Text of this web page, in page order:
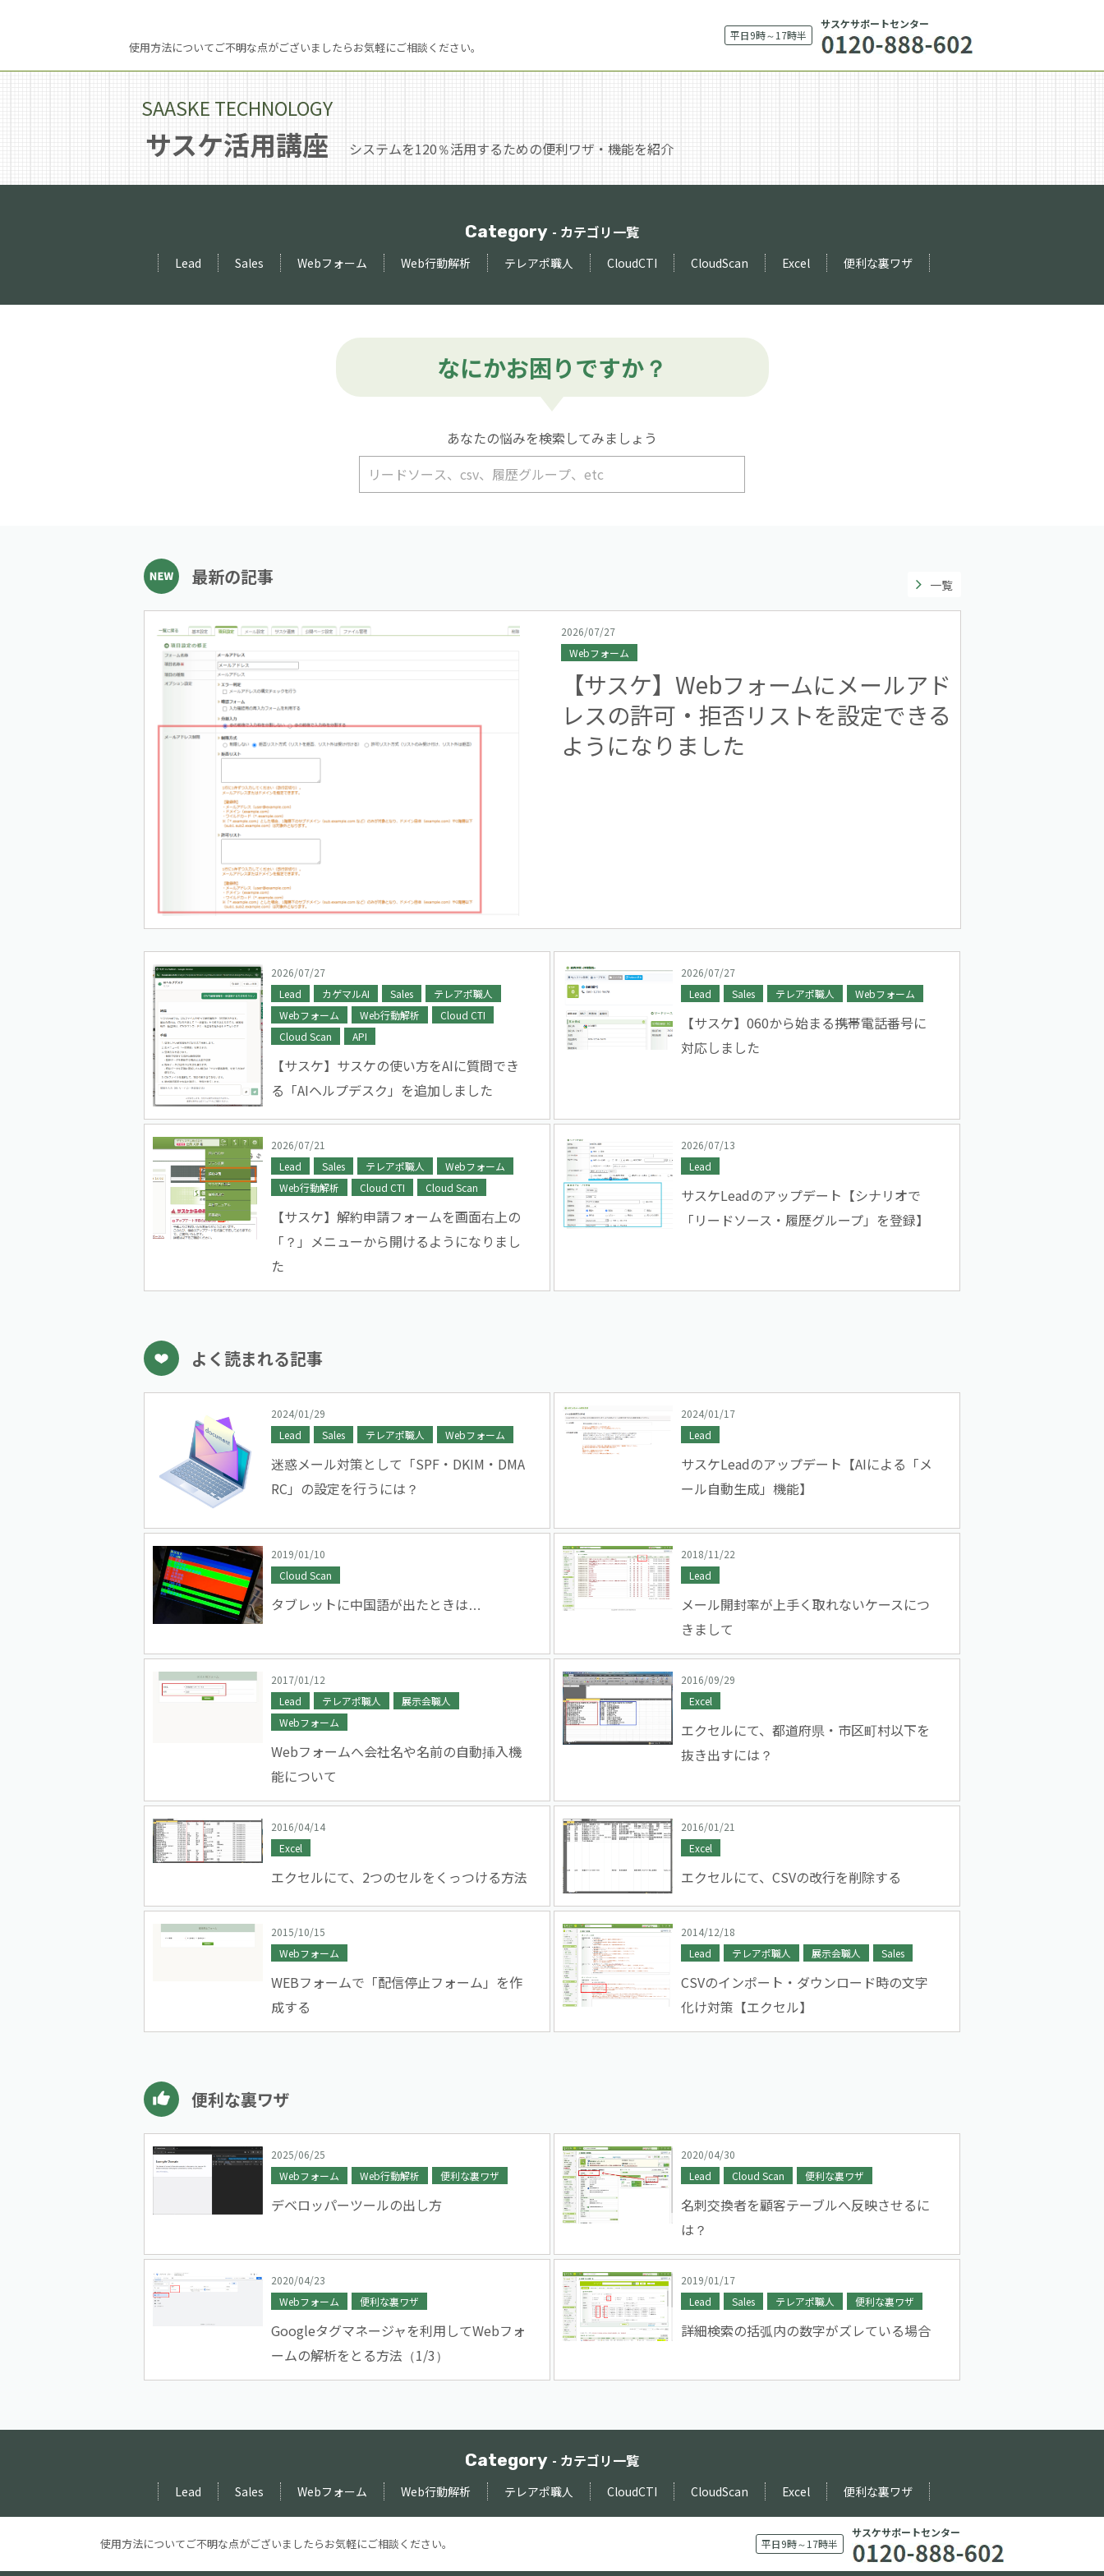
使用方法についてご不明な点がございましたらお気軽にご相談ください。
平日9時～17時半
サスケサポートセンター
SAASKE TECHNOLOGY
サスケ活用講座 システムを120％活用するための便利ワザ・機能を紹介
Category - カテゴリ一覧
Lead Sales Webフォーム Web行動解析 テレアポ職人 CloudCTI CloudScan Excel 便利な裏ワザ
なにかお困りですか？
あなたの悩みを検索してみましょう
最新の記事 一覧
2026/07/27
Webフォーム
【サスケ】Webフォームにメールアド
レスの許可・拒否リストを設定できる
ようになりました
2026/07/27
Lead
カゲマルAI Sales
テレアポ職人
Webフォーム
Web行動解析
Cloud CTI
Cloud Scan
API
【サスケ】サスケの使い方をAIに質問でき
る「AIヘルプデスク」を追加しました
2026/07/27
Lead
Sales テレアポ職人 Webフォーム
【サスケ】060から始まる携帯電話番号に
対応しました
2026/07/21
Lead
Sales テレアポ職人
Webフォーム
Web行動解析
Cloud CTI Cloud Scan
【サスケ】解約申請フォームを画面右上の
「？」メニューから開けるようになりまし
た
2026/07/13
Lead
サスケLeadのアップデート【シナリオで
「リードソース・履歴グループ」を登録】
よく読まれる記事
2024/01/29
Lead
Sales テレアポ職人 Webフォーム
迷惑メール対策として「SPF・DKIM・DMA
RC」の設定を行うには？
2024/01/17
Lead
サスケLeadのアップデート【AIによる「メ
ール自動生成」機能】
2019/01/10
Cloud Scan
タブレットに中国語が出たときは…
2018/11/22
Lead
メール開封率が上手く取れないケースにつ
きまして
2017/01/12
Lead
テレアポ職人
展示会職人
Webフォーム
Webフォームへ会社名や名前の自動挿入機
能について
2016/09/29
Excel
エクセルにて、都道府県・市区町村以下を
抜き出すには？
2016/04/14
Excel
エクセルにて、2つのセルをくっつける方法
2016/01/21
Excel
エクセルにて、CSVの改行を削除する
2015/10/15
Webフォーム
WEBフォームで「配信停止フォーム」を作
成する
2014/12/18
Lead
テレアポ職人 展示会職人 Sales
CSVのインポート・ダウンロード時の文字
化け対策【エクセル】
便利な裏ワザ
2025/06/25
Webフォーム
Web行動解析 便利な裏ワザ
デベロッパーツールの出し方
2020/04/30
Lead
Cloud Scan 便利な裏ワザ
名刺交換者を顧客テーブルへ反映させるに
は？
2020/04/23
Webフォーム
便利な裏ワザ
Googleタグマネージャを利用してWebフォ
ームの解析をとる方法（1/3）
2019/01/17
Lead
Sales テレアポ職人 便利な裏ワザ
詳細検索の括弧内の数字がズレている場合
Category - カテゴリ一覧
Lead Sales Webフォーム Web行動解析 テレアポ職人 CloudCTI CloudScan Excel 便利な裏ワザ
使用方法についてご不明な点がございましたらお気軽にご相談ください。 平日9時～17時半
サスケサポートセンター